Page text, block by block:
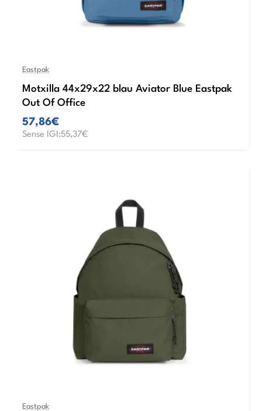
Eastpak
Motxilla 44x29x22 blau Aviator Blue Eastpak
Out Of Office
57,86€
Sense IGI:55,37€
Eastpak